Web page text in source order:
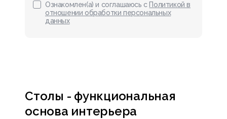
Ознакомлен(а) и соглашаюсь с Политикой в
отношении обработки персональных
данных
Столы - функциональная
основа интерьера